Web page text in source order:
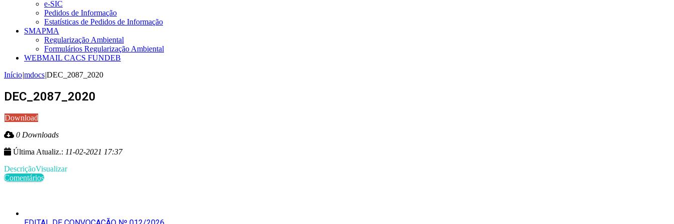
e-SIC
Pedidos de Informação
Estatísticas de Pedidos de Informação
SMAPMA
Regularização Ambiental
Formulários Regularização Ambiental
WEBMAIL CACS FUNDEB
Início|mdocs|DEC_2087_2020
DEC_2087_2020
Download
0 Downloads
Última Atualiz.: 11-02-2021 17:37
DescriçãoVisualizar
Comentários